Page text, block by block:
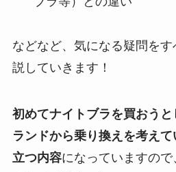
などなど、気になる疑問を
説していきます！
初めてナイトブラを買おう
ランドから乗り換えを考え
立つ内容になっていますの